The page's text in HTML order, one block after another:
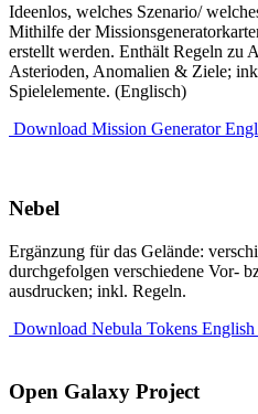
Ideenlos, welches Szenario/
Mithilfe der
erstellt werden. Enthält Regeln zu
Asterioden, Anomalien & Ziele;
Spielelemente. (Englisch)
Download Mission Generator
Nebel
Ergänzung für das Gelände:
durchgefolgen verschiedene Vor-
ausdrucken; inkl. Regeln.
Download Nebula Tokens
Open Galaxy Project